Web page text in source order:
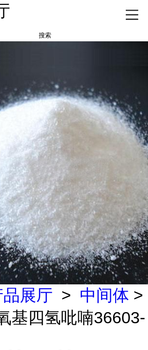
搜索
品展厅 > 中间体 >
基四氢吡喃36603-